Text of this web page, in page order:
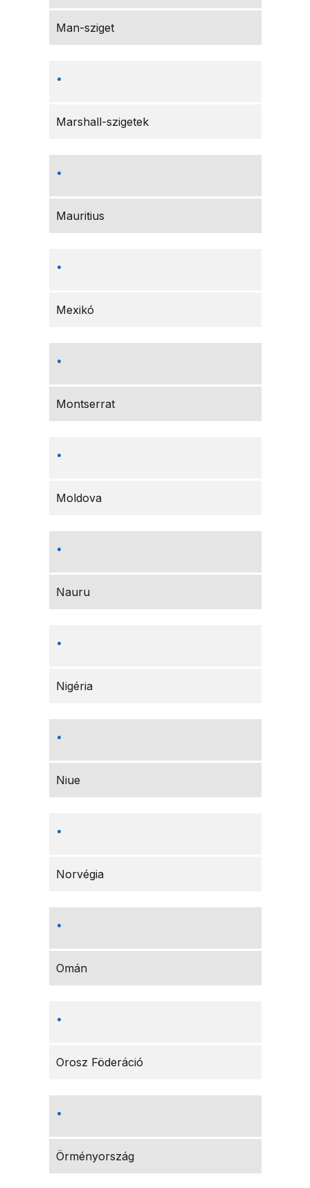
Man-sziget
Marshall-szigetek
Mauritius
Mexikó
Montserrat
Moldova
Nauru
Nigéria
Niue
Norvégia
Omán
Orosz Föderáció
Örményország